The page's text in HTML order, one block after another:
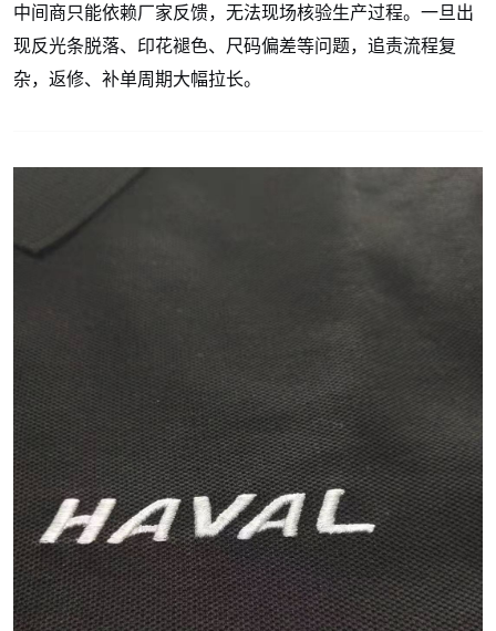
中间商只能依赖厂家反馈，无法现场核验生产过程。一旦出
现反光条脱落、印花褪色、尺码偏差等问题，追责流程复
杂，返修、补单周期大幅拉长。